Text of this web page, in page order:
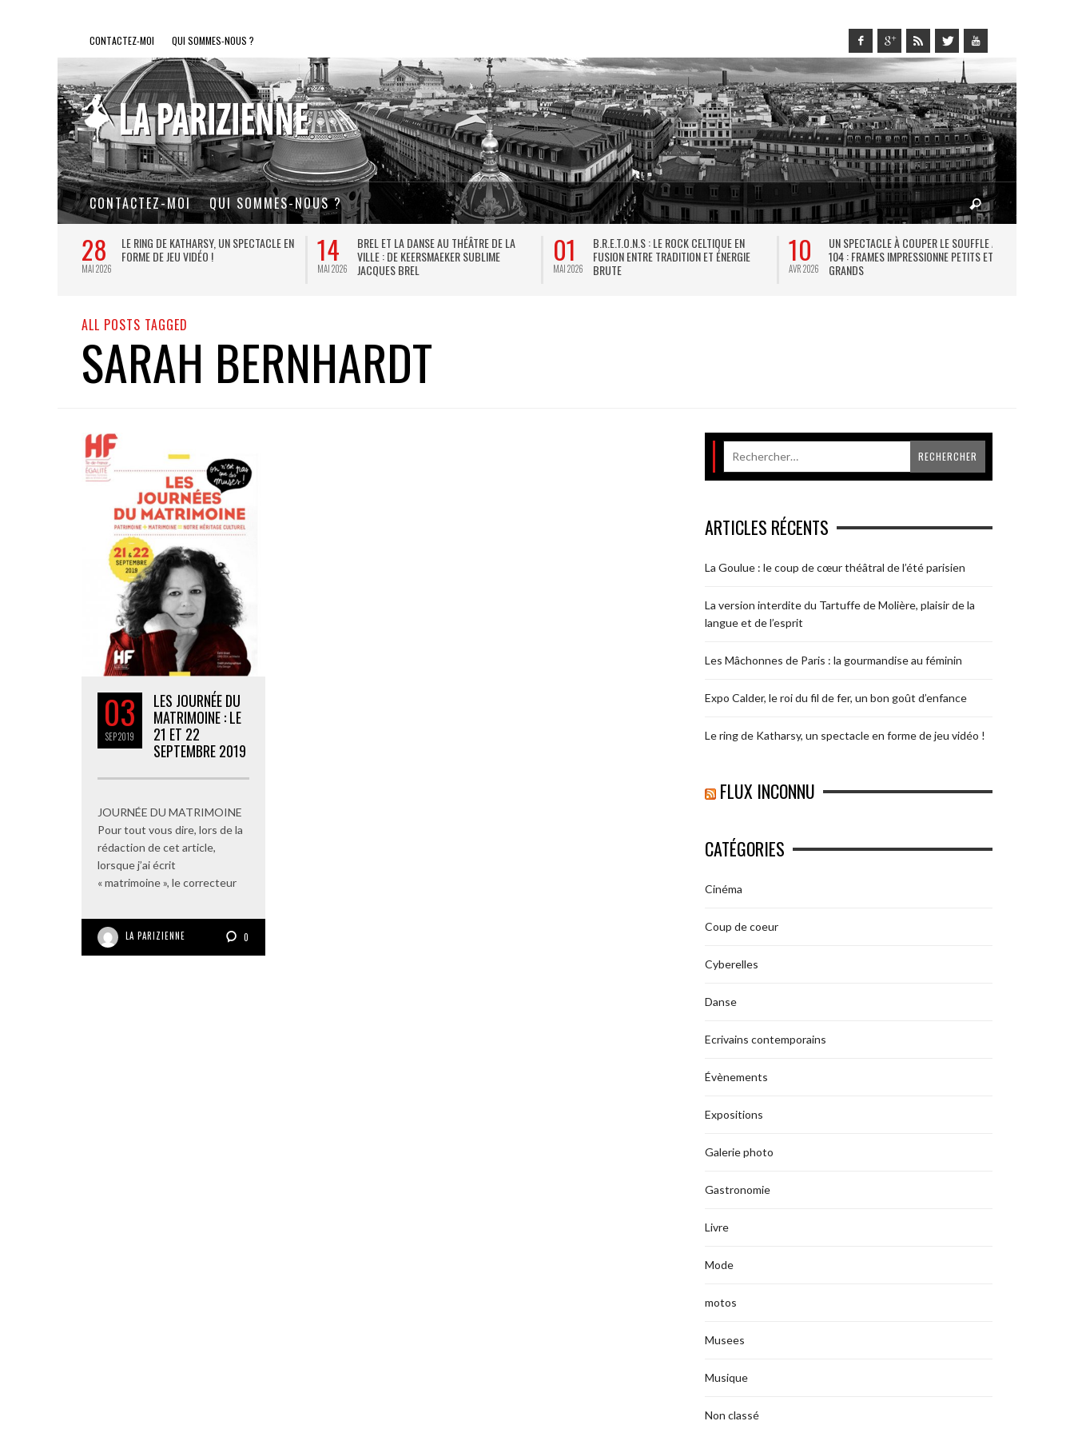
CONTACTEZ-MOI QUI SOMMES-NOUS ?
CONTACTEZ-MOI QUI SOMMES-NOUS ?
28
MAI 2026
LE RING DE KATHARSY, UN SPECTACLE EN
FORME DE JEU VIDÉO !
14
MAI 2026
BREL ET LA DANSE AU THÉÂTRE DE LA
VILLE : DE KEERSMAEKER SUBLIME
JACQUES BREL
01
MAI 2026
B.R.E.T.O.N.S : LE ROCK CELTIQUE EN
FUSION ENTRE TRADITION ET ÉNERGIE
BRUTE
10
AVR 2026
UN SPECTACLE À COUPER LE SOUFFLE AU
104 : FRAMES IMPRESSIONNE PETITS ET
GRANDS
ALL POSTS TAGGED
SARAH BERNHARDT
03
SEP2019
LES JOURNÉE DU
MATRIMOINE : LE
21 ET 22
SEPTEMBRE 2019
JOURNÉE DU MATRIMOINE
Pour tout vous dire, lors de la
rédaction de cet article,
lorsque j’ai écrit
« matrimoine », le correcteur
LA PARIZIENNE 0
ARTICLES RÉCENTS
La Goulue : le coup de cœur théâtral de l’été parisien
La version interdite du Tartuffe de Molière, plaisir de la
langue et de l’esprit
Les Mâchonnes de Paris : la gourmandise au féminin
Expo Calder, le roi du fil de fer, un bon goût d’enfance
Le ring de Katharsy, un spectacle en forme de jeu vidéo !
FLUX INCONNU
CATÉGORIES
Cinéma
Coup de coeur
Cyberelles
Danse
Ecrivains contemporains
Évènements
Expositions
Galerie photo
Gastronomie
Livre
Mode
motos
Musees
Musique
Non classé